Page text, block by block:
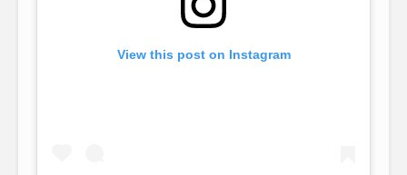
View this post on Instagram